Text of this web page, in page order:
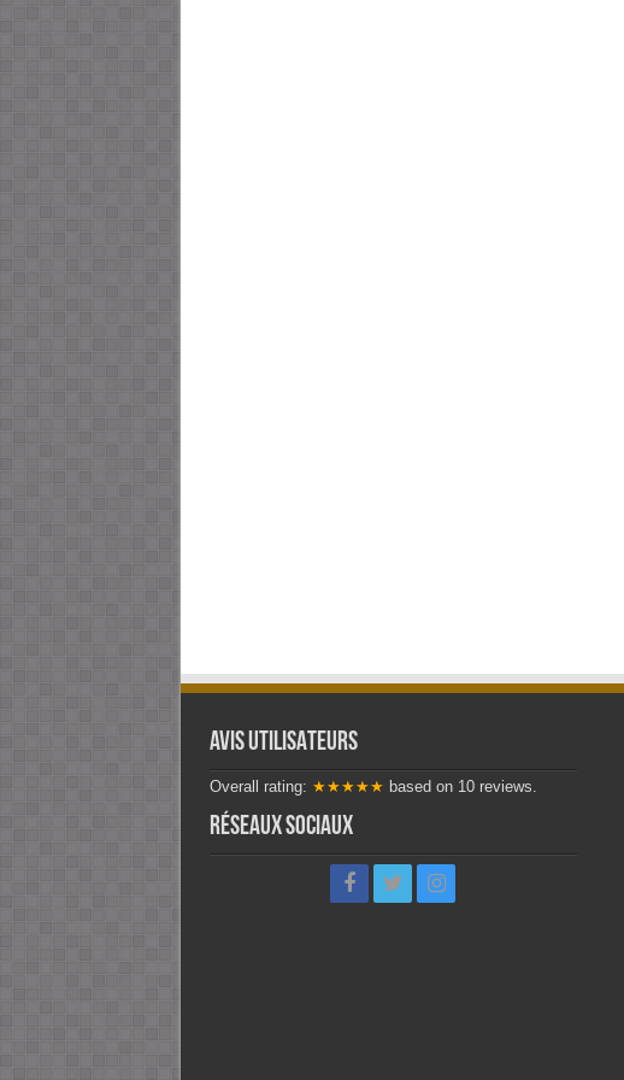
AVIS UTILISATEURS
Overall rating: ★★★★★ based on 10 reviews.
Réseaux sociaux